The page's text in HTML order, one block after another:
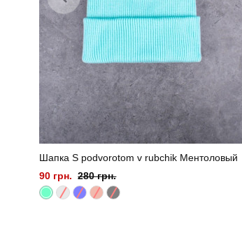
Шапка S podvorotom v rubchik Ментоловый
90 грн. 280 грн.